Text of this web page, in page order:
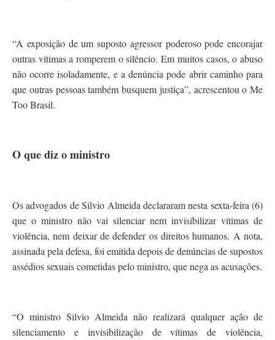
“A exposição de um suposto agressor poderoso pode encorajar
outras vítimas a romperem o silêncio. Em muitos casos, o abuso
não ocorre isoladamente, e a denúncia pode abrir caminho para
que outras pessoas também busquem justiça”, acrescentou o Me
Too Brasil.
O que diz o ministro
Os advogados de Silvio Almeida declararam nesta sexta-feira (6)
que o ministro não vai silenciar nem invisibilizar vítimas de
violência, nem deixar de defender os direitos humanos. A nota,
assinada pela defesa, foi emitida depois de denúncias de supostos
assédios sexuais cometidas pelo ministro, que nega as acusações.
“O ministro Silvio Almeida não realizará qualquer ação de
silenciamento e invisibilização de vítimas de violência,